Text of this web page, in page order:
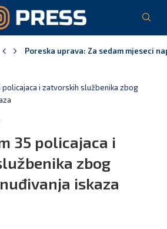
Poreska uprava: Za sedam mjeseci
i zatvorskih službenika zbog
35 policajaca i
zbog
iskaza